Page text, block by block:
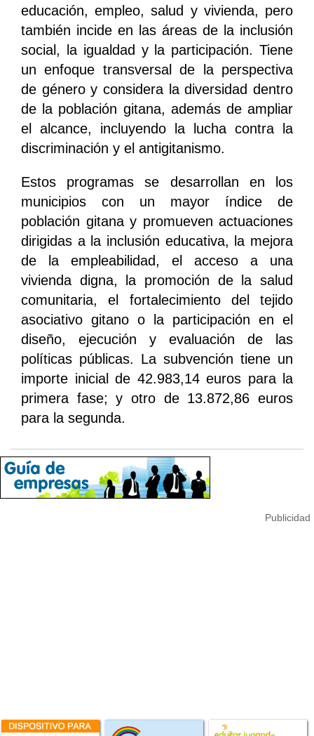
educación, empleo, salud y vivienda, pero
también incide en las áreas de la inclusión
social, la igualdad y la participación. Tiene
un enfoque transversal de la perspectiva
de género y considera la diversidad dentro
de la población gitana, además de ampliar
el alcance, incluyendo la lucha contra la
discriminación y el antigitanismo.
Estos programas se desarrollan en los
municipios con un mayor índice de
población gitana y promueven actuaciones
dirigidas a la inclusión educativa, la mejora
de la empleabilidad, el acceso a una
vivienda digna, la promoción de la salud
comunitaria, el fortalecimiento del tejido
asociativo gitano o la participación en el
diseño, ejecución y evaluación de las
políticas públicas. La subvención tiene un
importe inicial de 42.983,14 euros para la
primera fase; y otro de 13.872,86 euros
para la segunda.